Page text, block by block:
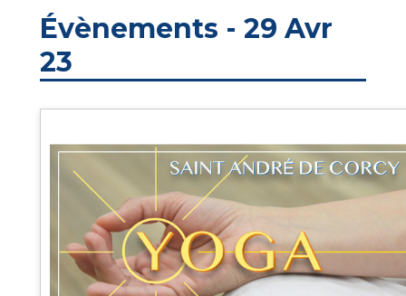
Évènements - 29 Avr
23